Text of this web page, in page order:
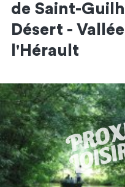
de Saint-
Désert -
l'Hérault